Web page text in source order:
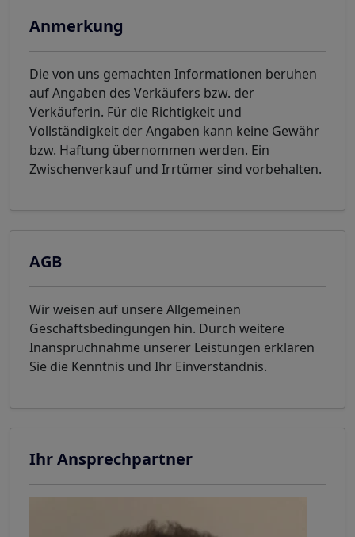
Anmerkung
Die von uns gemachten Informationen beruhen
auf Angaben des Verkäufers bzw. der
Verkäuferin. Für die Richtigkeit und
Vollständigkeit der Angaben kann keine Gewähr
bzw. Haftung übernommen werden. Ein
Zwischenverkauf und Irrtümer sind vorbehalten.
AGB
Wir weisen auf unsere Allgemeinen
Geschäftsbedingungen hin. Durch weitere
Inanspruchnahme unserer Leistungen erklären
Sie die Kenntnis und Ihr Einverständnis.
Ihr Ansprechpartner